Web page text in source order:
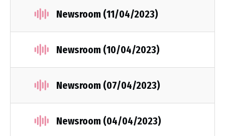
Newsroom (11/04/2023)
Newsroom (10/04/2023)
Newsroom (07/04/2023)
Newsroom (04/04/2023)